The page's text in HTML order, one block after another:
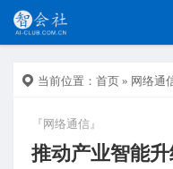
当前位置： 首页 » 网络通
『网络通信』
推动产业智能